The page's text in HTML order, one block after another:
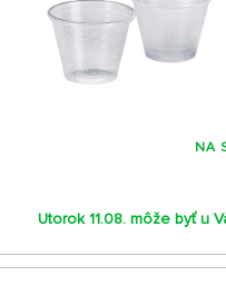
NA
Utorok 11.08. môže byť u